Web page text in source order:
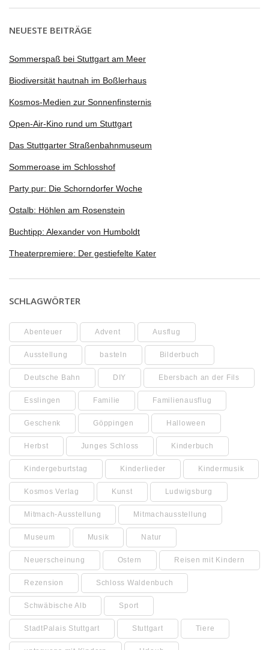
NEUESTE BEITRÄGE
Sommerspaß bei Stuttgart am Meer
Biodiversität hautnah im Boßlerhaus
Kosmos-Medien zur Sonnenfinsternis
Open-Air-Kino rund um Stuttgart
Das Stuttgarter Straßenbahnmuseum
Sommeroase im Schlosshof
Party pur: Die Schorndorfer Woche
Ostalb: Höhlen am Rosenstein
Buchtipp: Alexander von Humboldt
Theaterpremiere: Der gestiefelte Kater
SCHLAGWÖRTER
Abenteuer Advent Ausflug
Ausstellung basteln Bilderbuch
Deutsche Bahn DIY Ebersbach an der Fils
Esslingen Familie Familienausflug
Geschenk Göppingen Halloween
Herbst Junges Schloss Kinderbuch
Kindergeburtstag Kinderlieder Kindermusik
Kosmos Verlag Kunst Ludwigsburg
Mitmach-Ausstellung Mitmachausstellung
Museum Musik Natur
Neuerscheinung Ostern Reisen mit Kindern
Rezension Schloss Waldenbuch
Schwäbische Alb Sport
StadtPalais Stuttgart Stuttgart Tiere